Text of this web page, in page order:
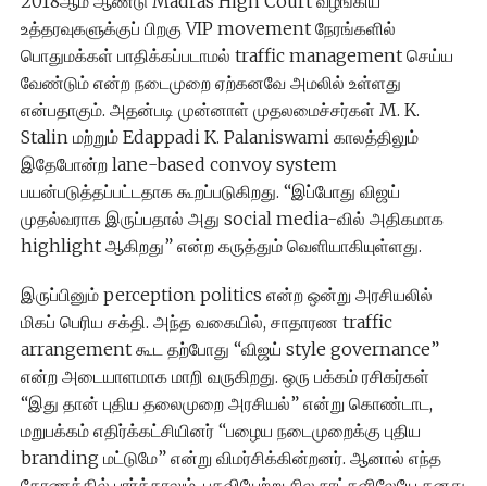
உத்தரவுகளுக்குப் பிறகு VIP movement நேரங்களில்
பொதுமக்கள் பாதிக்கப்படாமல் traffic management செய்ய
வேண்டும் என்ற நடைமுறை ஏற்கனவே அமலில் உள்ளது
என்பதாகும். அதன்படி முன்னாள் முதலமைச்சர்கள் M. K.
Stalin மற்றும் Edappadi K. Palaniswami காலத்திலும்
இதேபோன்ற lane-based convoy system
பயன்படுத்தப்பட்டதாக கூறப்படுகிறது. “இப்போது விஜய்
முதல்வராக இருப்பதால் அது social media-வில் அதிகமாக
highlight ஆகிறது” என்ற கருத்தும் வெளியாகியுள்ளது.
இருப்பினும் perception politics என்ற ஒன்று அரசியலில்
மிகப் பெரிய சக்தி. அந்த வகையில், சாதாரண traffic
arrangement கூட தற்போது “விஜய் style governance”
என்ற அடையாளமாக மாறி வருகிறது. ஒரு பக்கம் ரசிகர்கள்
“இது தான் புதிய தலைமுறை அரசியல்” என்று கொண்டாட,
மறுபக்கம் எதிர்க்கட்சியினர் “பழைய நடைமுறைக்கு புதிய
branding மட்டுமே” என்று விமர்சிக்கின்றனர். ஆனால் எந்த